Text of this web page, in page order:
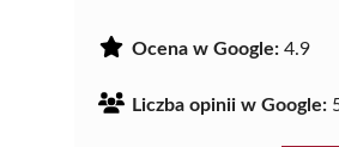
Ocena w Google: 4.9
Liczba opinii w Google: